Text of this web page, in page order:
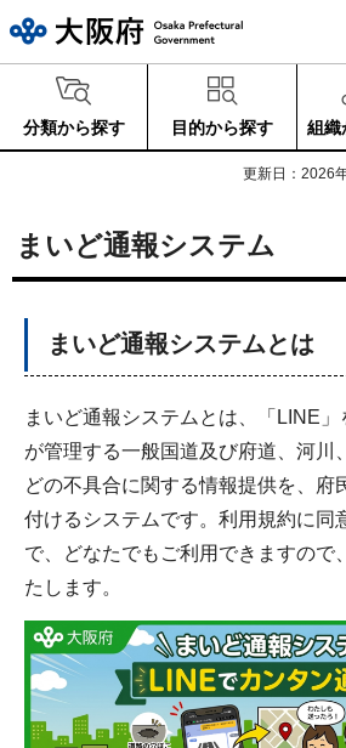
分類から探す 目的から探す 組織
更新日：2026
まいど通報システム
まいど通報システムとは
まいど通報システムとは、「LINE
が管理する一般国道及び府道、河川
どの不具合に関する情報提供を、府
付けるシステムです。利用規約に同
で、どなたでもご利用できますので
たします。